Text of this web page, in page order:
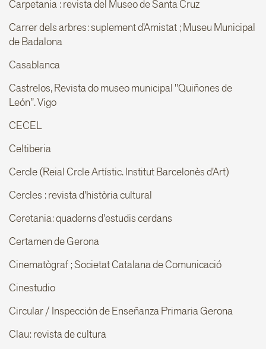
Carpetania : revista del Museo de Santa Cruz
Carrer dels arbres: suplement d'Amistat ; Museu Municipal
de Badalona
Casablanca
Castrelos, Revista do museo municipal "Quiñones de
León". Vigo
CECEL
Celtiberia
Cercle (Reial Crcle Artístic. Institut Barcelonès d'Art)
Cercles : revista d'història cultural
Ceretania: quaderns d'estudis cerdans
Certamen de Gerona
Cinematògraf ; Societat Catalana de Comunicació
Cinestudio
Circular / Inspección de Enseñanza Primaria Gerona
Clau: revista de cultura